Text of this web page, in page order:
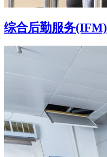
综合后勤服务(IFM)